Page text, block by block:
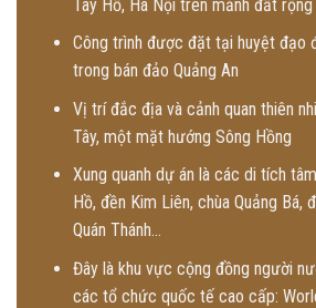
Tây Hồ, Hà Nội trên mảnh đất
Công trình được đặt tại huyệt đạo
trong bán đảo Quảng An
Vị trí đắc địa và cảnh quan thiên
Tây, một mặt hướng Sông Hồng
Xung quanh dự án là các di tích
Hồ, đền Kim Liên, chùa Quảng Bá,
Quán Thánh…
Đây là khu vực cộng đồng người
các tổ chức quốc tế cao cấp: